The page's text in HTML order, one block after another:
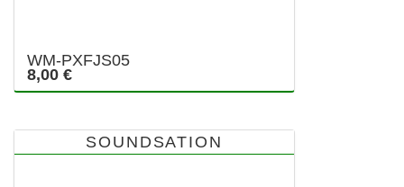
WM-PXFJS05
8,00 €
SOUNDSATION